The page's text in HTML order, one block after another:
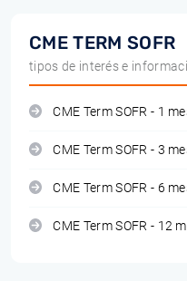
CME TERM SOFR
tipos de interés e
CME Term SOFR - 1
CME Term SOFR - 3
CME Term SOFR - 6
CME Term SOFR - 12